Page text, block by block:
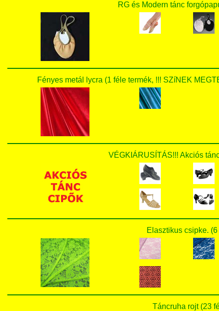
RG és Modern tánc
Fényes metál lycra (1 féle termék, !!! SZíNEK
VÉGKIÁRUSÍTÁS!!! Akciós
Elasztikus csipke.
Táncruha rojt (23